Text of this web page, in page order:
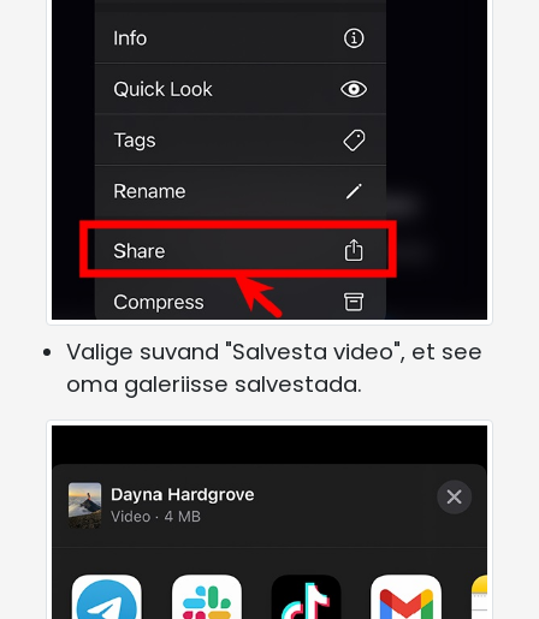
Valige suvand "Salvesta video", et see
oma galeriisse salvestada.